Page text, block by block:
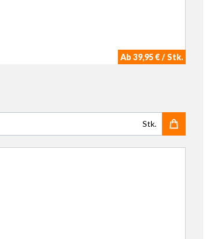
Ab 39,95 € / Stk.
Stk.